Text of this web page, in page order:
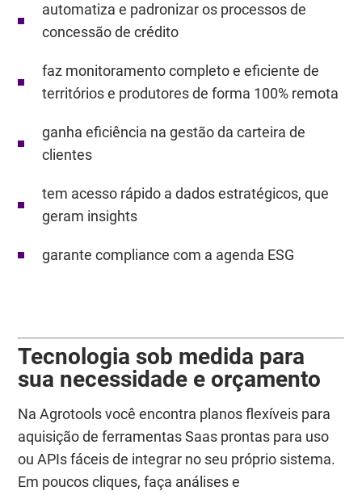
automatiza e padronizar os processos de
concessão de crédito
faz monitoramento completo e eficiente de
territórios e produtores de forma 100% remota
ganha eficiência na gestão da carteira de
clientes
tem acesso rápido a dados estratégicos, que
geram insights
garante compliance com a agenda ESG
Tecnologia sob medida para
sua necessidade e orçamento
Na Agrotools você encontra planos flexíveis para
aquisição de ferramentas Saas prontas para uso
ou APIs fáceis de integrar no seu próprio sistema.
Em poucos cliques, faça análises e